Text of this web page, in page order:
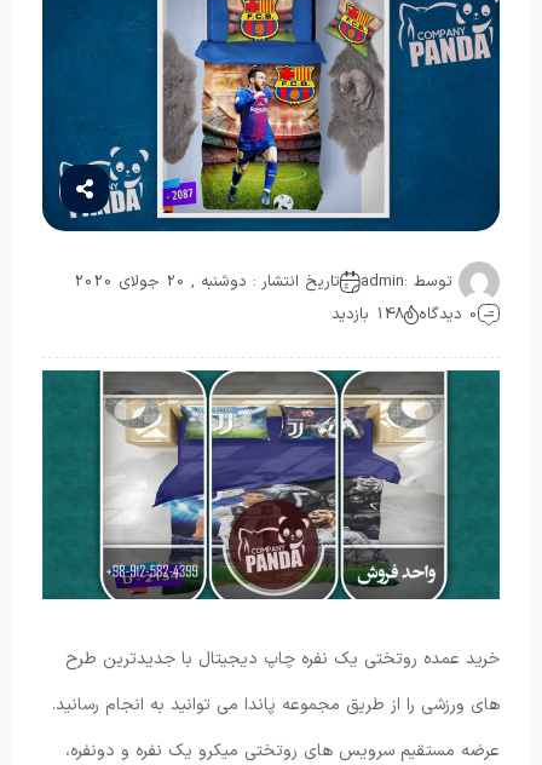
توسط :admin
تاریخ انتشار : دوشنبه , 20 جولای 2020
0 دیدگاه
148 بازدید
خرید عمده روتختی یک نفره چاپ دیجیتال با جدیدترین طرح
های ورزشی را از طریق مجموعه پاندا می توانید به انجام رسانید.
عرضه مستقیم سرویس های روتختی میکرو یک نفره و دونفره،